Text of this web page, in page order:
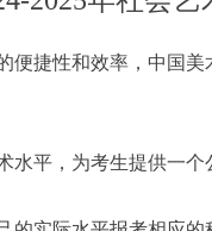
捷性和效率，中国
平，为考生提供一